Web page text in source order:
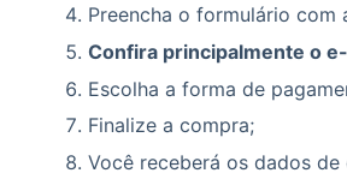
Preencha o formulário
Confira principalmente o
Escolha a forma de
Finalize a compra;
Você receberá os dados